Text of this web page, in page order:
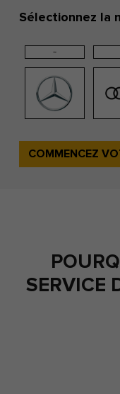
Sélectionnez la
COMMENCEZ
SERVICE